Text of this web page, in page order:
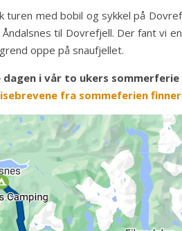
turen med bobil og sykkel på
til Dovrefjell. Der fant vi
oppe på snaufjellet.
i vår to ukers
fra sommeferien